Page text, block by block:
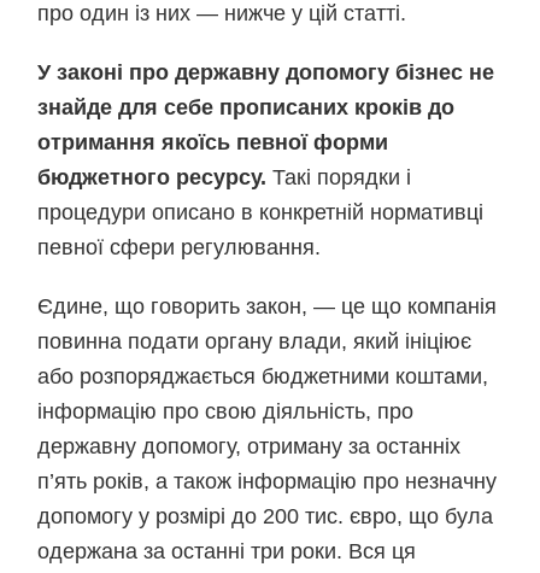
про один із них — нижче у цій статті.
У законі про державну допомогу бізнес не
знайде для себе прописаних кроків до
отримання якоїсь певної форми
бюджетного ресурсу. Такі порядки і
процедури описано в конкретній нормативці
певної сфери регулювання.
Єдине, що говорить закон, — це що компанія
повинна подати органу влади, який ініціює
або розпоряджається бюджетними коштами,
інформацію про свою діяльність, про
державну допомогу, отриману за останніх
п’ять років, а також інформацію про незначну
допомогу у розмірі до 200 тис. євро, що була
одержана за останні три роки. Вся ця